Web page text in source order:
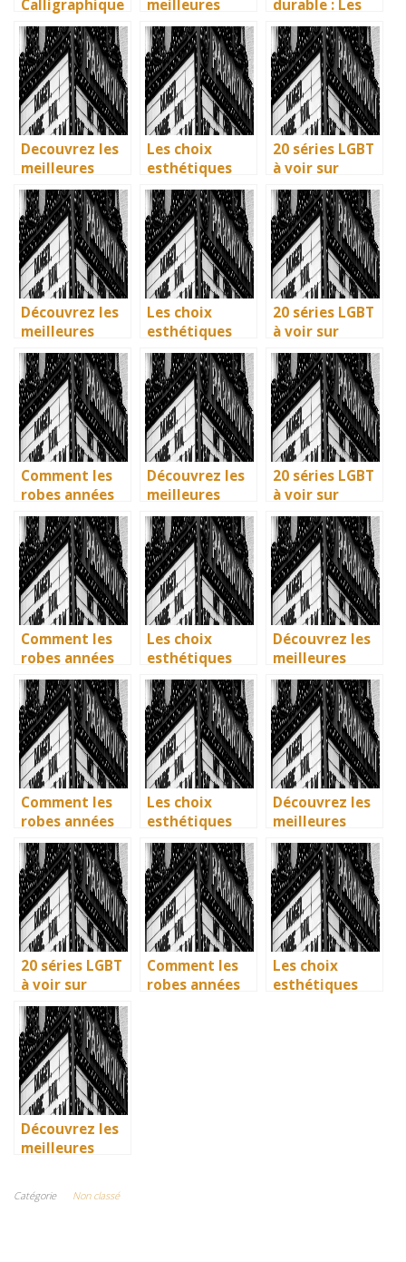
Calligraphique
s : Citations et
Phrases
Uniques pour
immortaliser
vos amitiés
meilleures
villes d’Italie a
visiter en 2025
: Ravenne, la
ville aux huit
monuments
UNESCO
durable : Les
nouvelles
methodes
ecologiques du
British
Museum
Decouvrez les
meilleures
solutions
gratuites pour
vos series
preferees en
francais
Les choix
esthétiques
surprenants du
générique de
Joker 2 (2024)
20 séries LGBT
à voir sur
Netflix : quand
science-fiction
et diversité
font des
étincelles
Découvrez les
meilleures
solutions
gratuites pour
vos séries
préférées en
français
Les choix
esthétiques
surprenants du
générique de
Joker 2 (2024)
20 séries LGBT
à voir sur
Netflix : quand
science-fiction
et diversité
font des
étincelles
Comment les
robes années
40 vintage ont
révolutionné la
mode en temps
de guerre
Découvrez les
meilleures
solutions
gratuites pour
vos séries
préférées en
français
20 séries LGBT
à voir sur
Netflix : quand
science-fiction
et diversité
font des
étincelles
Comment les
robes années
40 vintage ont
révolutionné la
mode en temps
de guerre
Les choix
esthétiques
surprenants du
générique de
Joker 2 (2024)
Découvrez les
meilleures
solutions
gratuites pour
vos séries
préférées en
français
Comment les
robes années
40 vintage ont
révolutionné la
mode en temps
de guerre
Les choix
esthétiques
surprenants du
générique de
Joker 2 (2024)
Découvrez les
meilleures
solutions
gratuites pour
vos séries
préférées en
français
20 séries LGBT
à voir sur
Netflix : quand
science-fiction
et diversité
font des
étincelles
Comment les
robes années
Les choix
esthétiques
Découvrez les
meilleures
vos séries
Catégorie Non classé